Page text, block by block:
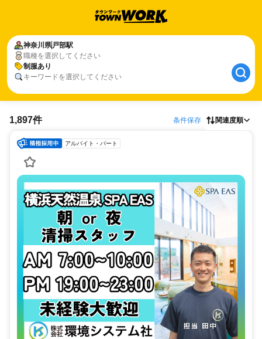
神奈川県戸部駅
職種を選択してください
制服あり
キーワードを選択してください
1,897件 条件保存 関連度順
アルバイト・パート